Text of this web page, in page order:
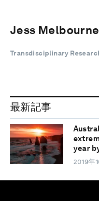
Jess
Transdisciplinary
最新記事
year
2019年